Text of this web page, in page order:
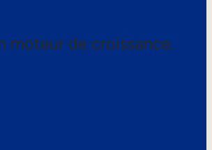
moteur de croissance.